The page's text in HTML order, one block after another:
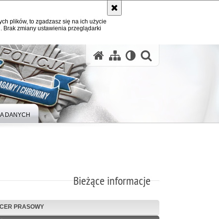
plików, to zgadzasz się na ich użycie
zmiany ustawienia przeglądarki
DANYCH
Bieżące informacje
PRASOWY